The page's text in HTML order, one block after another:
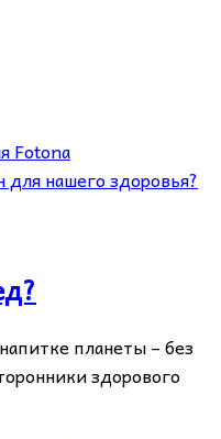
Fotona
нашего здоровья?
планеты – без
здорового